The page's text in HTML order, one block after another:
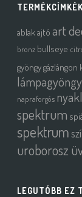
TERMÉKCÍMKÉK
ablakajtó art
bronz bullseye
gyöngygázlángon
lámpagyöngy
napraforgós
spektrum
spektrum
uroborosz
LEGUTÓBB EZ